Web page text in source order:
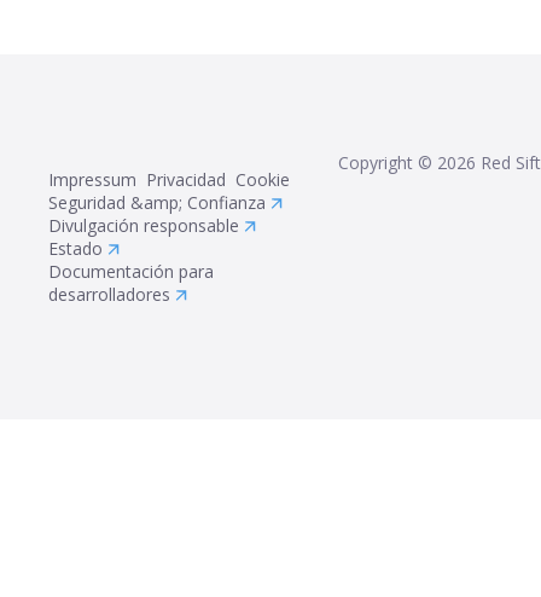
Impressum Privacidad Cookie
Seguridad &amp; Confianza
Divulgación responsable
Estado
Documentación para
desarrolladores
Copyright © 2026 Red Sift